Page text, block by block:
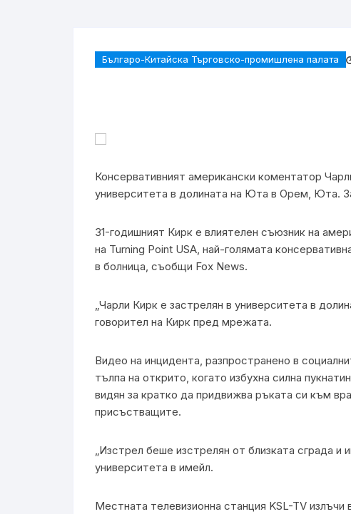
Българо-Китайска Търговско-промишлена палaта
Консервативният американски коментатор
университета в долината на Юта в Орем, Юта.
31-годишният Кирк е влиятелен съюзник на
на Turning Point USA, най-голямата
в болница, съобщи Fox News.
„Чарли Кирк е застрелян в университета в
говорител на Кирк пред мрежата.
Видео на инцидента, разпространено в
тълпа на открито, когато избухна силна
видян за кратко да придвижва ръката си към
присъстващите.
„Изстрел беше изстрелян от близката сграда и
университета в имейл.
Местната телевизионна станция KSL-TV